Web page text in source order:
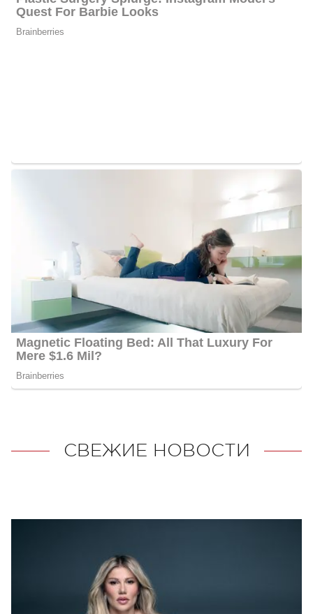
СВЕЖИЕ НОВОСТИ